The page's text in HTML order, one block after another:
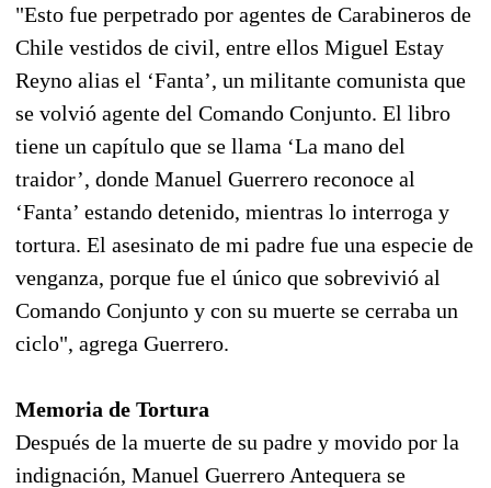
"Esto fue perpetrado por agentes de Carabineros de
Chile vestidos de civil, entre ellos Miguel Estay
Reyno alias el ‘Fanta’, un militante comunista que
se volvió agente del Comando Conjunto. El libro
tiene un capítulo que se llama ‘La mano del
traidor’, donde Manuel Guerrero reconoce al
‘Fanta’ estando detenido, mientras lo interroga y
tortura. El asesinato de mi padre fue una especie de
venganza, porque fue el único que sobrevivió al
Comando Conjunto y con su muerte se cerraba un
ciclo", agrega Guerrero.
Memoria de Tortura
Después de la muerte de su padre y movido por la
indignación, Manuel Guerrero Antequera se